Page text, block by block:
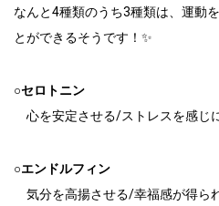
なんと4種類のうち3種類は、運動
とができるそうです！✨
○セロトニン
心を安定させる/ストレスを感じ
○エンドルフィン
気分を高揚させる/幸福感が得ら